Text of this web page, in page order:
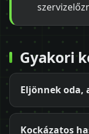
Gyakori
Eljönnek oda,
Kockázatos